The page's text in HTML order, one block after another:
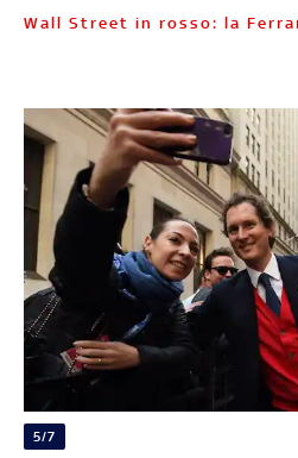
Wall Street in rosso: la
5/7